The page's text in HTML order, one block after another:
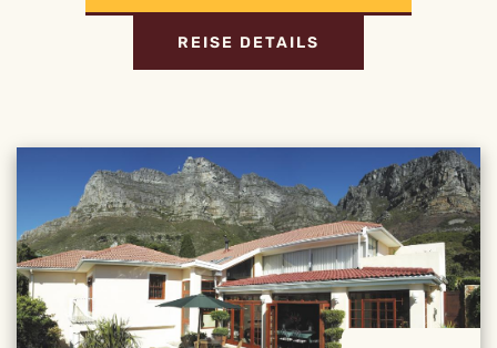
REISE DETAILS